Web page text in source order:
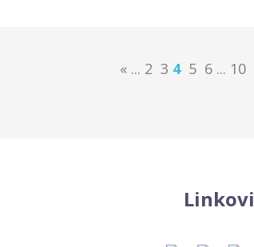
« ... 2 3 4 5 6 ... 10
Linkovi